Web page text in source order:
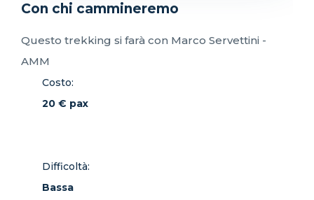
Con chi cammineremo
Questo trekking si farà con Marco Servettini -
AMM
Costo:
20 € pax
Difficoltà:
Bassa